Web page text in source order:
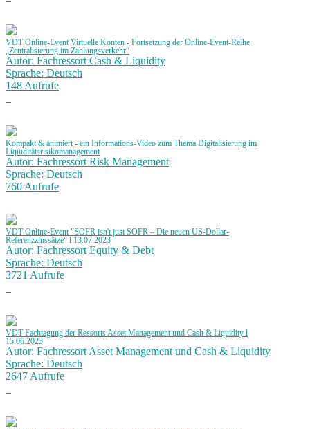
VDT Online-Event Virtuelle Konten - Fortsetzung der Online-Event-Reihe
„Zentralisierung im Zahlungsverkehr“
Autor: Fachressort Cash & Liquidity
Sprache: Deutsch
148 Aufrufe
Kompakt & animiert - ein Informations-Video zum Thema Digitalisierung im
Liquiditätsrisikomanagement
Autor: Fachressort Risk Management
Sprache: Deutsch
760 Aufrufe
VDT Online-Event "SOFR isn't just SOFR – Die neuen US-Dollar-
Referenzzinssätze“ l 13.07.2023
Autor: Fachressort Equity & Debt
Sprache: Deutsch
3721 Aufrufe
VDT-Fachtagung der Ressorts Asset Management und Cash & Liquidity l
15.06.2023
Autor: Fachressort Asset Management und Cash & Liquidity
Sprache: Deutsch
2647 Aufrufe